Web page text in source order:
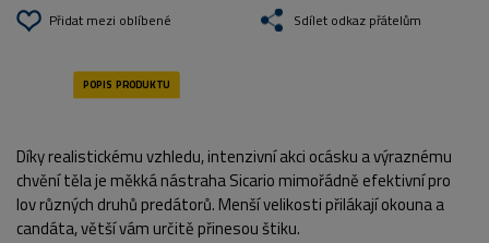
Přidat mezi oblíbené Sdílet odkaz přátelům
Díky realistickému vzhledu, intenzivní akci ocásku a výraznému
chvění těla je měkká nástraha Sicario mimořádně efektivní pro
lov různých druhů predátorů. Menší velikosti přilákají okouna a
candáta, větší vám určitě přinesou štiku.